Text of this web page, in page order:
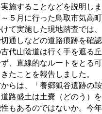
施することなどを説明しま
５月に行った鳥取市気高町
て実施した現地踏査では、
通しなどの道路痕跡を確認
代山陰道は行く手を遮る丘
、直線的なルートをとる可
たことを報告しました。
らは、「養郷狐谷遺跡の鞍
路盛土は土嚢（どのう）を
もあるのではないか。今年